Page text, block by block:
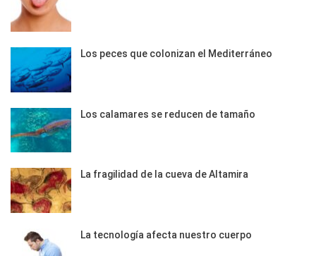
Los peces que colonizan el Mediterráneo
Los calamares se reducen de tamaño
La fragilidad de la cueva de Altamira
La tecnología afecta nuestro cuerpo